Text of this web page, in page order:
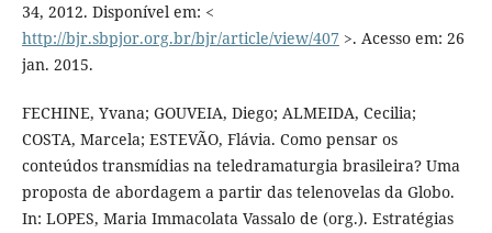
34, 2012. Disponível em: <
http://bjr.sbpjor.org.br/bjr/article/view/407 >. Acesso em: 26
jan. 2015.
FECHINE, Yvana; GOUVEIA, Diego; ALMEIDA, Cecilia;
COSTA, Marcela; ESTEVÃO, Flávia. Como pensar os
conteúdos transmídias na teledramaturgia brasileira? Uma
proposta de abordagem a partir das telenovelas da Globo.
In: LOPES, Maria Immacolata Vassalo de (org.). Estratégias